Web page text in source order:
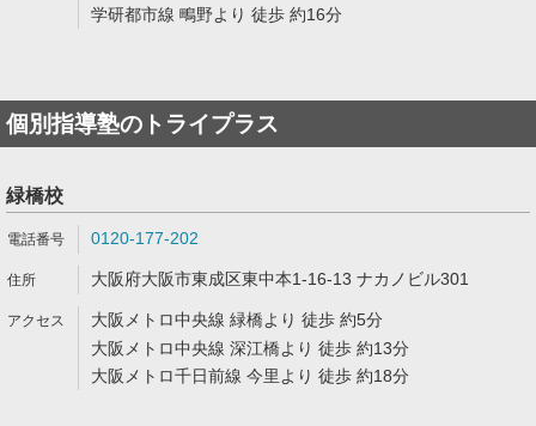
学研都市線 鴫野より 徒歩 約16分
個別指導塾のトライプラス
緑橋校
0120-177-202
大阪府大阪市東成区東中本1-16-13 ナカノビル301
大阪メトロ中央線 緑橋より 徒歩 約5分
大阪メトロ中央線 深江橋より 徒歩 約13分
大阪メトロ千日前線 今里より 徒歩 約18分